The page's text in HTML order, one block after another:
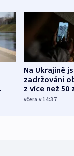
Na Ukrajině
zadržováni
z více než 50
Bojovali na
včera v 14:37